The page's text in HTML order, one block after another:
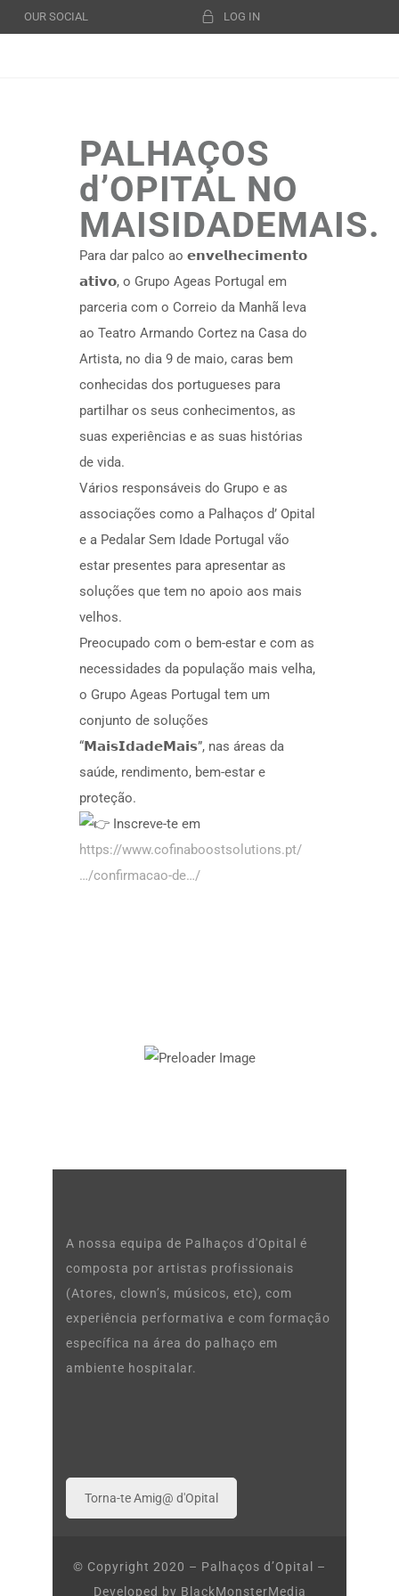
OUR SOCIAL LOG IN
PALHAÇOS
d’OPITAL NO
MAISIDADEMAIS.
Para dar palco ao 𝗲𝗻𝘃𝗲𝗹𝗵𝗲𝗰𝗶𝗺𝗲𝗻𝘁𝗼
𝗮𝘁𝗶𝘃𝗼, o Grupo Ageas Portugal em
parceria com o Correio da Manhã leva
ao Teatro Armando Cortez na Casa do
Artista, no dia 9 de maio, caras bem
conhecidas dos portugueses para
partilhar os seus conhecimentos, as
suas experiências e as suas histórias
de vida.
Vários responsáveis do Grupo e as
associações como a Palhaços d’​ Opital
e a Pedalar Sem Idade Portugal vão
estar presentes para apresentar as
soluções que tem no apoio aos mais
velhos.
Preocupado com o bem-estar e com as
necessidades da população mais velha,
o Grupo Ageas Portugal tem um
conjunto de soluções
“𝗠𝗮𝗶𝘀𝗜𝗱𝗮𝗱𝗲𝗠𝗮𝗶𝘀”, nas áreas da
saúde, rendimento, bem-estar e
proteção.
Inscreve-te em
https://www.cofinaboostsolutions.pt/
…/confirmacao-de…/
A nossa equipa de Palhaços d'Opital é
composta por artistas profissionais
(Atores, clown’s, músicos, etc), com
experiência performativa e com formação
específica na área do palhaço em
ambiente hospitalar.
Torna-te Amig@ d'Opital
© Copyright 2020 – Palhaços d’Opital –
Developed by BlackMonsterMedia